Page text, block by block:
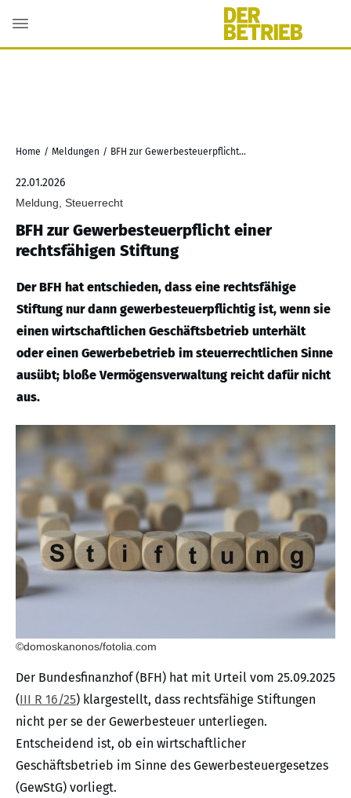
Home / Meldungen / BFH zur Gewerbesteuerpflicht einer rechtsfähigen Stiftung
22.01.2026
Meldung, Steuerrecht
BFH zur Gewerbesteuerpflicht einer
rechtsfähigen Stiftung
Der BFH hat entschieden, dass eine rechtsfähige
Stiftung nur dann gewerbesteuerpflichtig ist, wenn sie
einen wirtschaftlichen Geschäftsbetrieb unterhält
oder einen Gewerbebetrieb im steuerrechtlichen Sinne
ausübt; bloße Vermögensverwaltung reicht dafür nicht
aus.
©domoskanonos/fotolia.com
Der Bundesfinanzhof (BFH) hat mit Urteil vom 25.09.2025
(III R 16/25) klargestellt, dass rechtsfähige Stiftungen
nicht per se der Gewerbesteuer unterliegen.
Entscheidend ist, ob ein wirtschaftlicher
Geschäftsbetrieb im Sinne des Gewerbesteuergesetzes
(GewStG) vorliegt.